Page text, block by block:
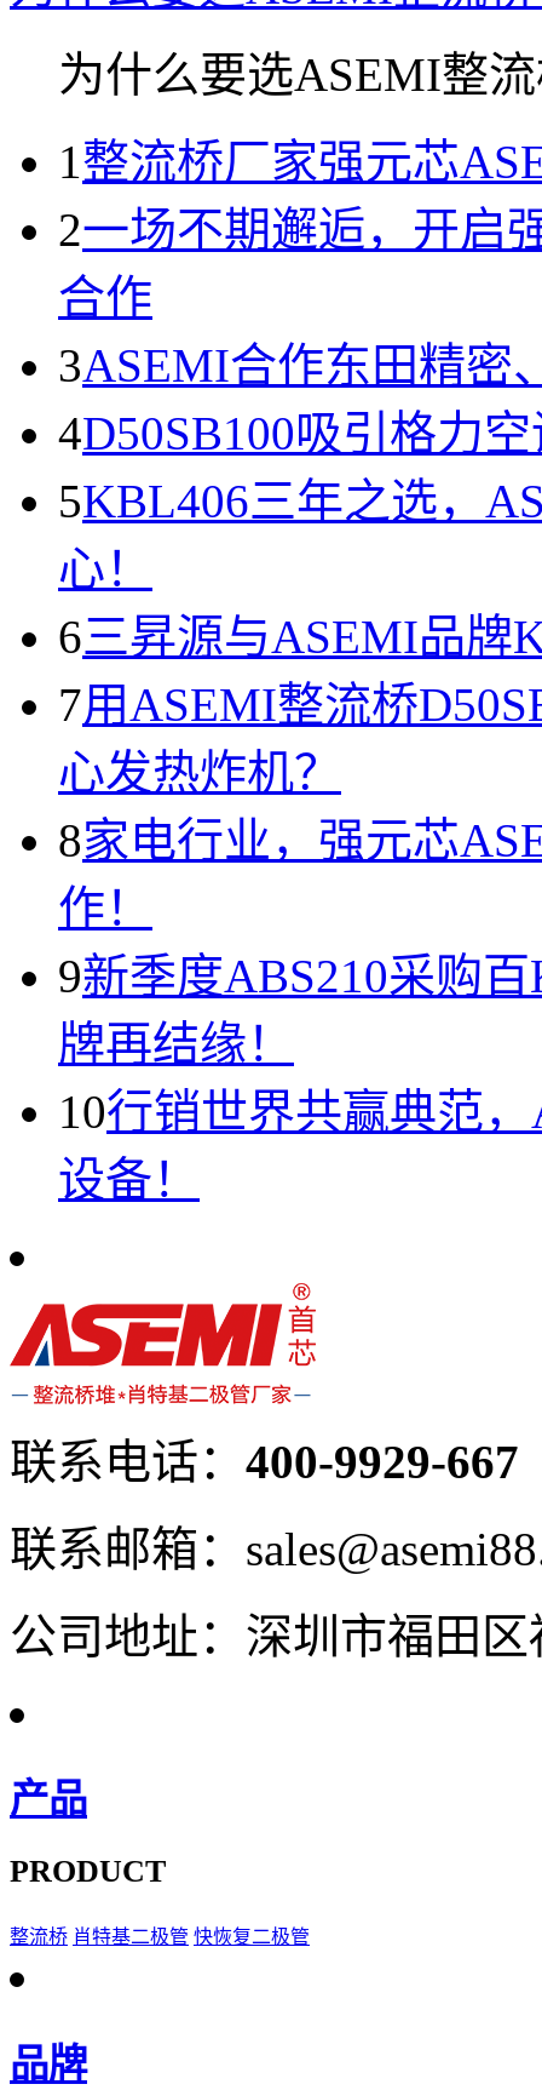
为什么要选ASEMI整
1整流桥厂家强元芯
2一场不期邂逅，开启
合作
3ASEMI合作东田精密
4D50SB100吸引格力
5KBL406三年之选，
心！
6三昇源与ASEMI品牌
7用ASEMI整流桥
心发热炸机？
8家电行业，强元芯
作！
9新季度ABS210采购
牌再结缘！
10行销世界共赢典范
设备！
联系电话： 400-9929-667
联系邮箱：
公司地址：深圳市福田
产品
PRODUCT
整流桥 肖特基二极管 快恢复二极管
品牌